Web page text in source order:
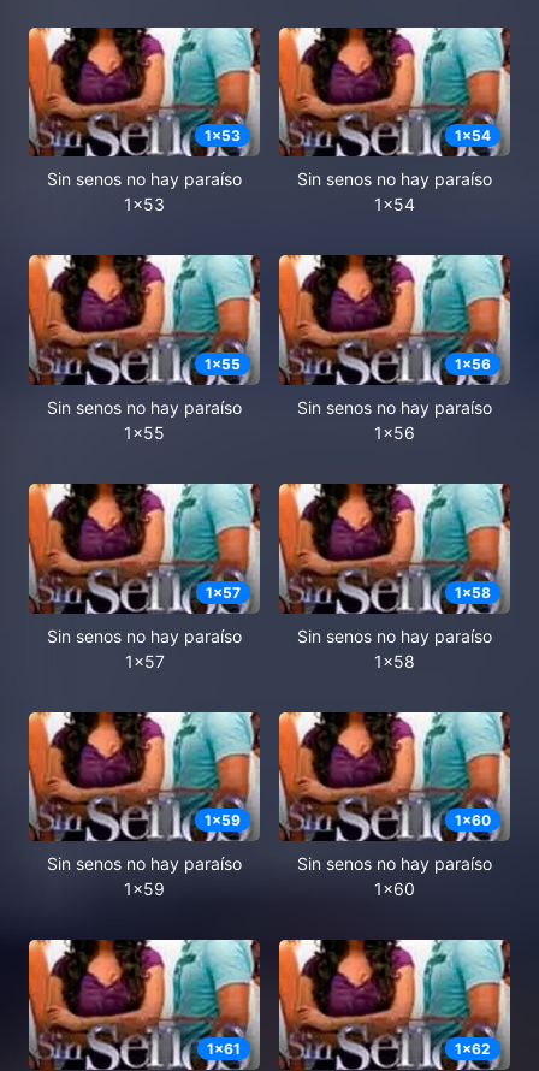
1x53
Sin senos no hay paraíso
1x53
1x54
Sin senos no hay paraíso
1x54
1x55
Sin senos no hay paraíso
1x55
1x56
Sin senos no hay paraíso
1x56
1x57
Sin senos no hay paraíso
1x57
1x58
Sin senos no hay paraíso
1x58
1x59
Sin senos no hay paraíso
1x59
1x60
Sin senos no hay paraíso
1x60
1x61 1x62